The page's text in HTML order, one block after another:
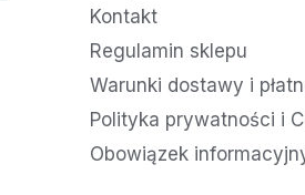
Kontakt
Regulamin sklepu
Warunki dostawy i
Polityka prywatności i
Obowiązek